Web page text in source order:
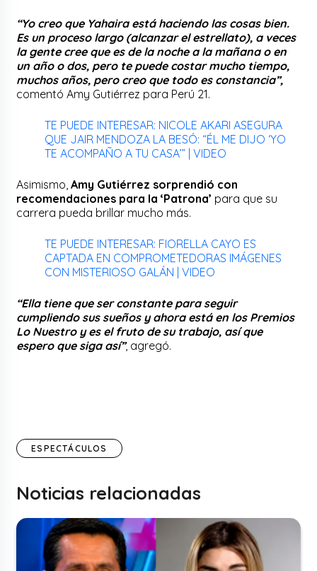
“Yo creo que Yahaira está haciendo las cosas bien.
Es un proceso largo (alcanzar el estrellato), a veces
la gente cree que es de la noche a la mañana o en
un año o dos, pero te puede costar mucho tiempo,
muchos años, pero creo que todo es constancia”,
comentó Amy Gutiérrez para Perú 21.
TE PUEDE INTERESAR: NICOLE AKARI ASEGURA
QUE JAIR MENDOZA LA BESÓ: “ÉL ME DIJO ‘YO
TE ACOMPAÑO A TU CASA’” | VIDEO
Asimismo,Amy Gutiérrez sorprendió con
recomendaciones para la ‘Patrona’ para que su
carrera pueda brillar mucho más.
TE PUEDE INTERESAR: FIORELLA CAYO ES
CAPTADA EN COMPROMETEDORAS IMÁGENES
CON MISTERIOSO GALÁN | VIDEO
“Ella tiene que ser constante para seguir
cumpliendo sus sueños y ahora está en los Premios
Lo Nuestro y es el fruto de su trabajo, así que
espero que siga así”, agregó.
ESPECTÁCULOS
Noticias relacionadas